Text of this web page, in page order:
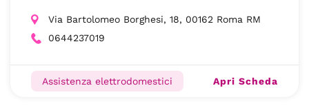
Via Bartolomeo Borghesi, 18, 00162 Roma RM
0644237019
Assistenza elettrodomestici Apri Scheda